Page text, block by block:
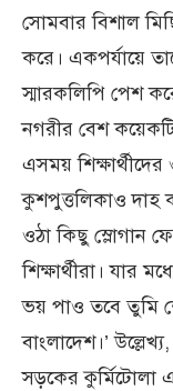
সোমবার বিশাল
করে। একপর্যায়ে
স্মারকলিপি পেশ
নগরীর বেশ কয়েকটি
এসময়
কুশপুত্তলিকাও দাহ
ওঠা কিছু স্লোগান
শিক্ষার্থীরা। যার
ভয় পাও তবে তুমি
বাংলাদেশ।’
সড়কের কুর্মিটোলা